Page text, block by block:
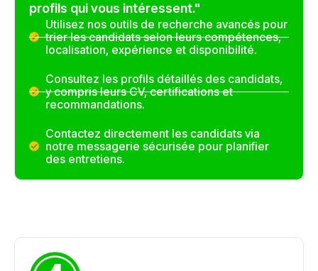
profils qui vous intéressent."
Utilisez nos outils de recherche avancés pour
trier les candidats selon leurs compétences,
localisation, expérience et disponibilité.
Consultez les profils détaillés des candidats,
y compris leurs CV, certifications et
recommandations.
Contactez directement les candidats via
notre messagerie sécurisée pour planifier
des entretiens.